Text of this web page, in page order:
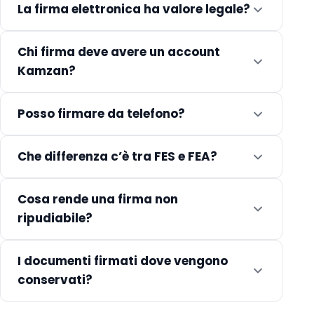
La firma elettronica ha valore legale?
Chi firma deve avere un account
Kamzan?
Posso firmare da telefono?
Che differenza c’è tra FES e FEA?
Cosa rende una firma non
ripudiabile?
I documenti firmati dove vengono
conservati?